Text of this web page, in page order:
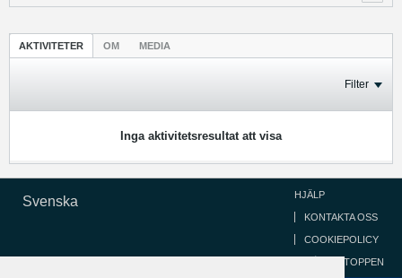
AKTIVITETER OM MEDIA
Filter
Inga aktivitetsresultat att visa
Svenska HJÄLP
KONTAKTA OSS
COOKIEPOLICY
GÅ TILL TOPPEN